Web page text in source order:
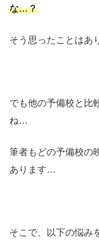
な…？
そう思ったことはあ
でも他の予備校と比
ね…
筆者もどの予備校の
あります…
そこで、以下の悩み